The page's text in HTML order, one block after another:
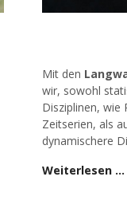
Mit den
wir, sowohl
Disziplinen, wie
Zeitserien, als
dynamischere
Weiterlesen …